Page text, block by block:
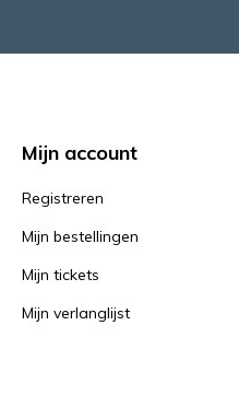
Mijn account
Registreren
Mijn bestellingen
Mijn tickets
Mijn verlanglijst